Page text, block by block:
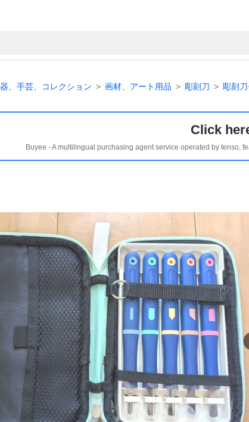
、手芸、コレクション 画材、アート用品 彫刻刀 彫刻
Click
Buyee - A multilingual purchasing agent service operated by tenso,